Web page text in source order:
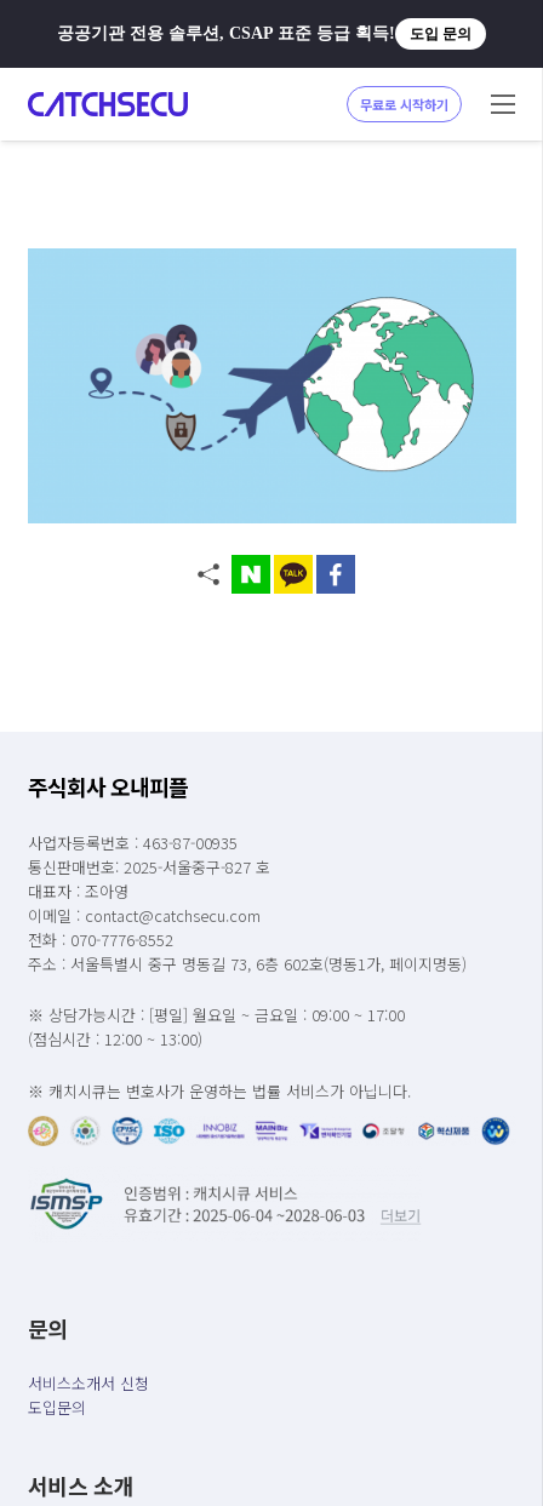
공공기관 전용 솔루션, CSAP 표준 등급 획득! 도입 문의
무료로 시작하기
주식회사 오내피플
사업자등록번호 : 463-87-00935
통신판매번호: 2025-서울중구-827 호
대표자 : 조아영
이메일 : contact@catchsecu.com
전화 : 070-7776-8552
주소 : 서울특별시 중구 명동길 73, 6층 602호(명동1가, 페이지명동)
※ 상담가능시간 : [평일] 월요일 ~ 금요일 : 09:00 ~ 17:00
(점심시간 : 12:00 ~ 13:00)
※ 캐치시큐는 변호사가 운영하는 법률 서비스가 아닙니다.
문의
서비스소개서 신청
도입문의
서비스 소개